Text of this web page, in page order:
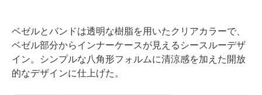
ベゼルとバンドは透明な樹脂を用いたクリアカラーで、
ベゼル部分からインナーケースが見えるシースルーデザ
イン。シンプルな八角形フォルムに清涼感を加えた開放
的なデザインに仕上げた。